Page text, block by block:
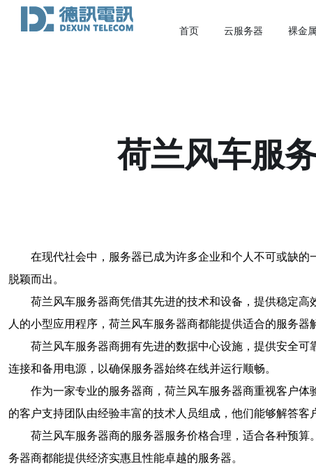
首页 云服务器 裸金属
荷兰风车服
在现代社会中，服务器已成为许多企业和个人不可或缺
脱颖而出。
荷兰风车服务器商凭借其先进的技术和设备，提供稳定
人的小型应用程序，荷兰风车服务器商都能提供适合的服务器
荷兰风车服务器商拥有先进的数据中心设施，提供安全
连接和备用电源，以确保服务器始终在线并运行顺畅。
作为一家专业的服务器商，荷兰风车服务器商重视客户
的客户支持团队由经验丰富的技术人员组成，他们能够解答客
荷兰风车服务器商的服务器服务价格合理，适合各种预
务器商都能提供经济实惠且性能卓越的服务器。